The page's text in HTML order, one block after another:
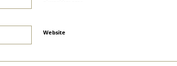
Website